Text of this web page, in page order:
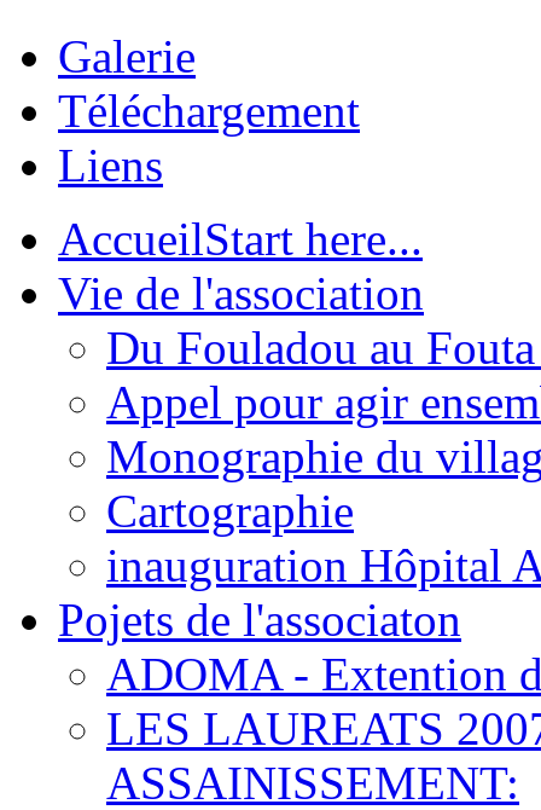
Galerie
Téléchargement
Liens
AccueilStart here...
Vie de l'association
Du Fouladou au
Appel pour agir
Monographie du
Cartographie
inauguration Hôpital
Pojets de l'associaton
ADOMA - Extention
LES LAUREATS
ASSAINISSEMENT: